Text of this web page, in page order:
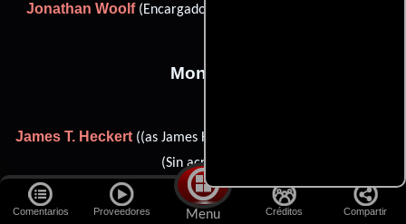
Comentarios Proveedores Menu Créditos Compartir
Jonathan Woolf(Encargado de equipamiento de cámara)
Montaje
James T. Heckert((as James Heckert)) y
(Sin acreditar)